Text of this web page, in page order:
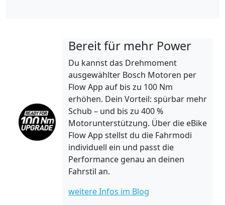
Bereit für mehr Power
Du kannst das Drehmoment
ausgewählter Bosch Motoren per
Flow App auf bis zu 100 Nm
erhöhen. Dein Vorteil: spürbar mehr
Schub – und bis zu 400 %
Motorunterstützung. Über die eBike
Flow App stellst du die Fahrmodi
individuell ein und passt die
Performance genau an deinen
Fahrstil an.
weitere Infos im Blog